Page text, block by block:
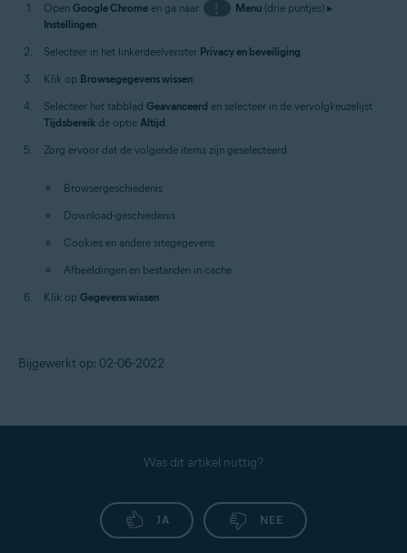
Open Google Chrome en ga naar ⋮ Menu(drie puntjes) ▸
Instellingen.
Selecteer in het linkerdeelvenster Privacy en beveiliging.
Klik op Browsegegevens wissen.
Selecteer het tabblad Geavanceerd en selecteer in de vervolgkeuzelijst
Tijdsbereik de optie Altijd.
Zorg ervoor dat de volgende items zijn geselecteerd:
Browsergeschiedenis
Download-geschiedenis
Cookies en andere sitegegevens
Afbeeldingen en bestanden in cache
Klik op Gegevens wissen.
Bijgewerkt op: 02-06-2022
Was dit artikel nuttig?
JA NEE